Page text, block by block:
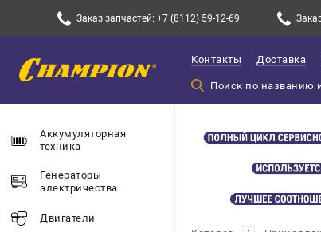
Заказ запчастей: +7 (8112) 59-12-69
Контакты Доставка
Аккумуляторная
техника
Генераторы
электричества
Двигатели